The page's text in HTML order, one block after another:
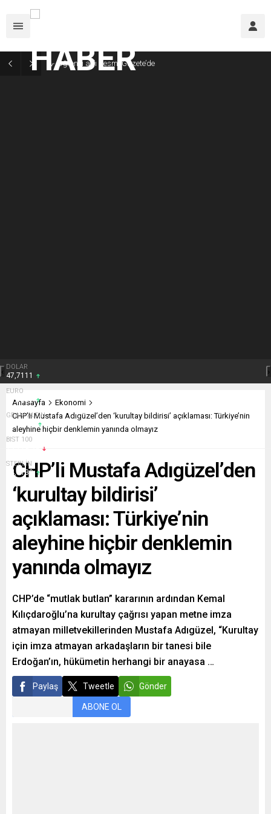
Ahmet Cingöz: “3 oyuncuyla transferi kapatıyoruz”
‹ ›
Anasayfa
Ekonomi
CHP’li Mustafa Adıgüzel’den ‘kurultay bildirisi’ açıklaması: Türkiye’nin
aleyhine hiçbir denklemin yanında olmayız
CHP’li Mustafa Adıgüzel’den
‘kurultay bildirisi’
açıklaması: Türkiye’nin
aleyhine hiçbir denklemin
yanında olmayız
CHP’de “mutlak butlan” kararının ardından Kemal
Kılıçdaroğlu’na kurultay çağrısı yapan metne imza
atmayan milletvekillerinden Mustafa Adıgüzel, “Kurultay
için imza atmayan arkadaşların bir tanesi bile
Erdoğan’ın, hükümetin herhangi bir anayasa …
Paylaş Tweetle Gönder
ABONE OL